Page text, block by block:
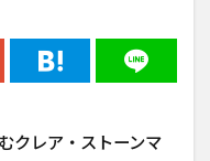
クレア・ストーンマ